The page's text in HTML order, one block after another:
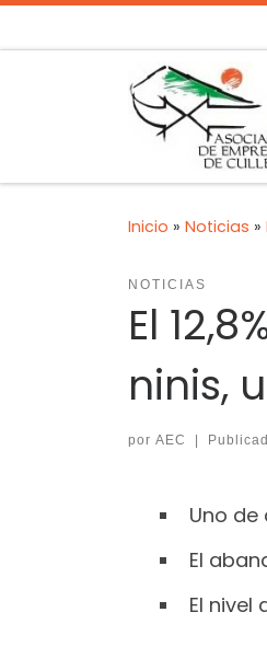
Inicio » Noticias »
NOTICIAS
El
ninis,
por AEC |
Uno
El
El nivel